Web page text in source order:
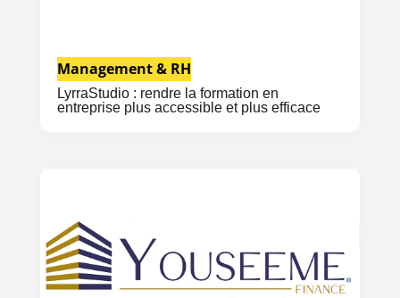
LyrraStudio : rendre la formation en
entreprise plus accessible et plus efficace
Management & RH